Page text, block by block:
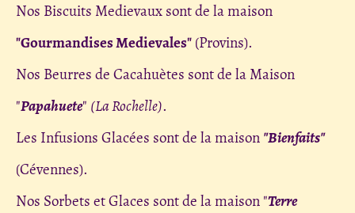
Nos Biscuits Medievaux sont de la maison
"Gourmandises Medievales"(Provins).
Nos Beurres de Cacahuètes sont de la Maison
"Papahuete" (La Rochelle).
Les Infusions Glacées sont de la maison"Bienfaits"
(Cévennes).
Nos Sorbets et Glaces sont de la maison "Terre